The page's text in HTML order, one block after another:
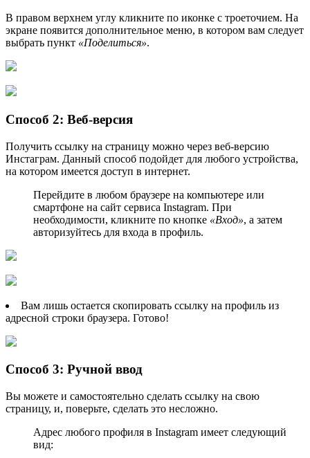
В правом верхнем углу кликните по иконке с троеточием. На
экране появится дополнительное меню, в котором вам следует
выбрать пункт «Поделиться».
Способ 2: Веб-версия
Получить ссылку на страницу можно через веб-версию
Инстаграм. Данный способ подойдет для любого устройства,
на котором имеется доступ в интернет.
Перейдите в любом браузере на компьютере или
смартфоне на сайт сервиса Instagram. При
необходимости, кликните по кнопке «Вход», а затем
авторизуйтесь для входа в профиль.
Вам лишь остается скопировать ссылку на профиль из
адресной строки браузера. Готово!
Способ 3: Ручной ввод
Вы можете и самостоятельно сделать ссылку на свою
страницу, и, поверьте, сделать это несложно.
Адрес любого профиля в Instagram имеет следующий
вид: